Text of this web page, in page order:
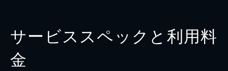
サービススペックと利用料
金